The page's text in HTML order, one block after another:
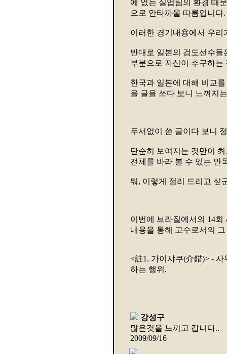
에 없는 실업팀의 환경 때
으로 안타까울 따름입니다.
이러한 경기내용에서 우리
반대로 일본의 검도선수
부분으로 자신이 추구하는
한국과 일본에 대해 비교
을 글을 쓰다 보니 느껴지
두서없이 쓴 글이다 보니
단순히 보여지는 것만이
전체를 바라 볼 수 있는 안
뭐, 이렇게 정리 드리고 싶
이번에 브라질에서의 14
내용을 통해 고수로서의
<註1. 가이샤쿠(介錯)> -
하는 행위.
강성구
많은것을 느끼고 갑니다..
2009/09/16